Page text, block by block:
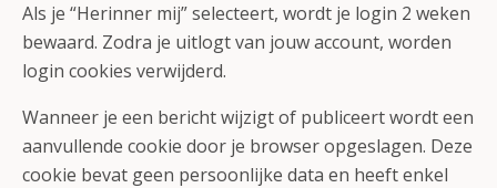
Als je “Herinner mij” selecteert, wordt je login 2 weken
bewaard. Zodra je uitlogt van jouw account, worden
login cookies verwijderd.
Wanneer je een bericht wijzigt of publiceert wordt een
aanvullende cookie door je browser opgeslagen. Deze
cookie bevat geen persoonlijke data en heeft enkel